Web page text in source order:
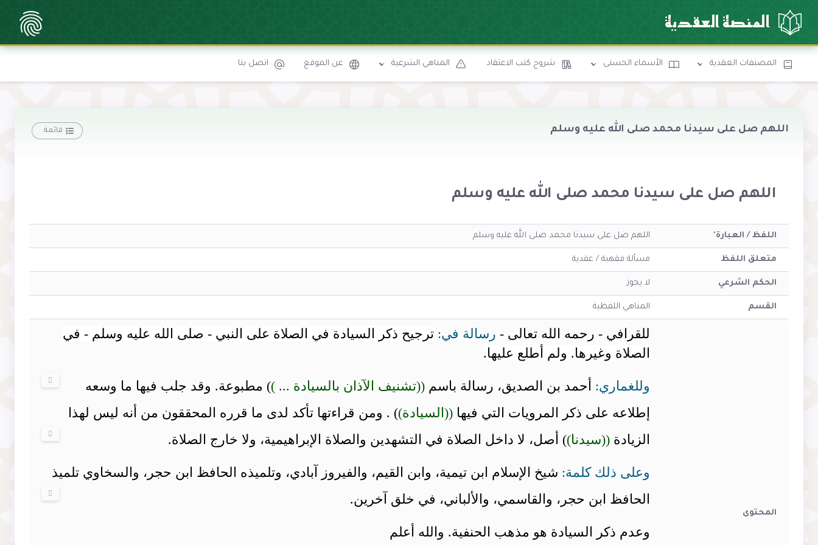
المنصة العقدية
المصنفات العقدية الأسماء الحسنى شروح كتب الاعتقاد المناهي الشرعية عن الموقع اتصل بنا
اللهم صل على سيدنا محمد صلى الله عليه وسلم قائمة
اللهم صل على سيدنا محمد صلى الله عليه وسلم
اللفظ / العبارة' اللهم صل على سيدنا محمد صلى الله عليه وسلم
متعلق اللفظ مسألة فقهية / عقدية
الحكم الشرعي لا يجوز
القسم المناهي اللفظية
المحتوى
للقرافي - رحمه الله تعالى - رسالة في: ترجيح ذكر السيادة في الصلاة على النبي - صلى الله عليه وسلم - في
الصلاة وغيرها. ولم أطلع عليها.
وللغماري: أحمد بن الصديق، رسالة باسم ((تشنيف الآذان بالسيادة ... )) مطبوعة. وقد جلب فيها ما وسعه
إطلاعه على ذكر المرويات التي فيها ((السيادة)) . ومن قراءتها تأكد لدى ما قرره المحققون من أنه ليس لهذا
الزيادة ((سيدنا)) أصل، لا داخل الصلاة في التشهدين والصلاة الإبراهيمية، ولا خارج الصلاة.
وعلى ذلك كلمة: شيخ الإسلام ابن تيمية، وابن القيم، والفيروز آبادي، وتلميذه الحافظ ابن حجر، والسخاوي تلميذ
الحافظ ابن حجر، والقاسمي، والألباني، في خلق آخرين.
وعدم ذكر السيادة هو مذهب الحنفية. والله أعلم